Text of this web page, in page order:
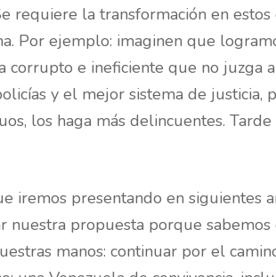
requiere la transformación en
Por ejemplo: imaginen que
e ineficiente que no juzga
y el mejor sistema de justicia,
los haga más delincuentes.
iremos presentando en siguientes
propuesta porque
manos: continuar por el